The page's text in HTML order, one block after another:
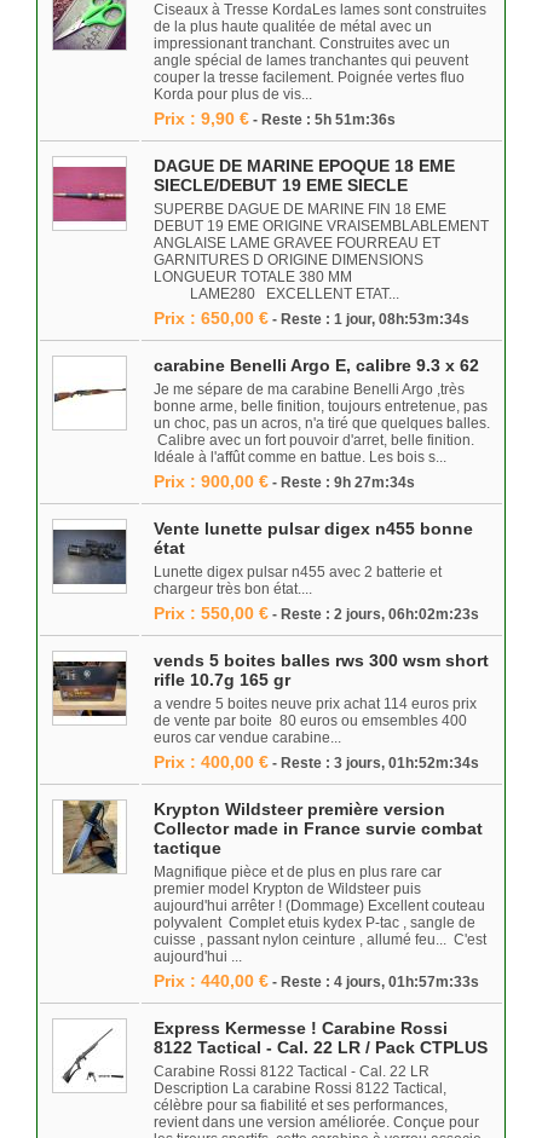
Ciseaux à Tresse KordaLes lames sont construites
de la plus haute qualitée de métal avec un
impressionant tranchant. Construites avec un
angle spécial de lames tranchantes qui peuvent
couper la tresse facilement. Poignée vertes fluo
Korda pour plus de vis...
Prix : 9,90 € - Reste : 5h 51m:36s
DAGUE DE MARINE EPOQUE 18 EME
SIECLE/DEBUT 19 EME SIECLE
SUPERBE DAGUE DE MARINE FIN 18 EME
DEBUT 19 EME ORIGINE VRAISEMBLABLEMENT
ANGLAISE LAME GRAVEE FOURREAU ET
GARNITURES D ORIGINE DIMENSIONS
LONGUEUR TOTALE 380 MM
LAME280 EXCELLENT ETAT...
Prix : 650,00 € - Reste : 1 jour, 08h:53m:34s
carabine Benelli Argo E, calibre 9.3 x 62
Je me sépare de ma carabine Benelli Argo ,très
bonne arme, belle finition, toujours entretenue, pas
un choc, pas un acros, n'a tiré que quelques balles.
Calibre avec un fort pouvoir d'arret, belle finition.
Idéale à l'affût comme en battue. Les bois s...
Prix : 900,00 € - Reste : 9h 27m:34s
Vente lunette pulsar digex n455 bonne
état
Lunette digex pulsar n455 avec 2 batterie et
chargeur très bon état....
Prix : 550,00 € - Reste : 2 jours, 06h:02m:23s
vends 5 boites balles rws 300 wsm short
rifle 10.7g 165 gr
a vendre 5 boites neuve prix achat 114 euros prix
de vente par boite 80 euros ou emsembles 400
euros car vendue carabine...
Prix : 400,00 € - Reste : 3 jours, 01h:52m:34s
Krypton Wildsteer première version
Collector made in France survie combat
tactique
Magnifique pièce et de plus en plus rare car
premier model Krypton de Wildsteer puis
aujourd'hui arrêter ! (Dommage) Excellent couteau
polyvalent Complet etuis kydex P-tac , sangle de
cuisse , passant nylon ceinture , allumé feu... C'est
aujourd'hui ...
Prix : 440,00 € - Reste : 4 jours, 01h:57m:33s
Express Kermesse ! Carabine Rossi
8122 Tactical - Cal. 22 LR / Pack CTPLUS
Carabine Rossi 8122 Tactical - Cal. 22 LR
Description La carabine Rossi 8122 Tactical,
célèbre pour sa fiabilité et ses performances,
revient dans une version améliorée. Conçue pour